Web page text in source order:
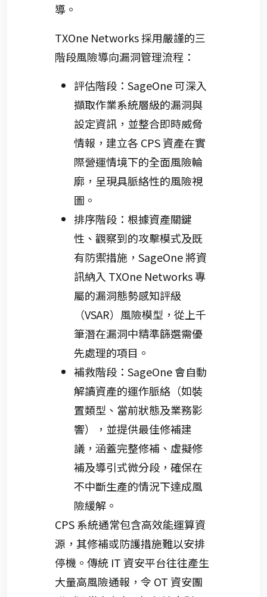
導。
TXOne Networks 採用嚴謹的三
階段風險導向漏洞管理流程：
評估階段：SageOne 可深入
擷取作業系統層級的漏洞與
設定資訊，並整合即時威脅
情報，建立各 CPS 資產在實
際營運情境下的全面風險輪
廓，呈現具脈絡性的風險視
圖。
排序階段：根據資產關鍵
性、觀察到的攻擊模式及既
有防禦措施，SageOne 將資
訊納入 TXOne Networks 專
屬的漏洞態勢感知評級
（VSAR）風險模型，從上千
筆潛在漏洞中精準篩選需優
先處理的項目。
補救階段：SageOne 會自動
解讀資產的運作脈絡（如裝
置類型、當前狀態及業務影
響），並提供最佳修補建
議，涵蓋完整修補、虛擬修
補及導引式微分段，確保在
不中斷生產的情況下達成風
險緩解。
CPS 系統通常包含高效能運算資
源，其修補或防護措施難以安排
停機。傳統 IT 資安平台往往產生
大量高風險通報，令 OT 資安團